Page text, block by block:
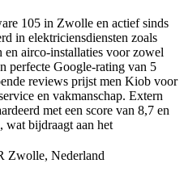
105 in Zwolle en actief sinds
in elektriciensdiensten zoals
en airco-installaties voor zowel
perfecte Google‑rating van 5
reviews prijst men Kiob voor
en vakmanschap. Extern
met een score van 8,7 en
wat bijdraagt aan het
Zwolle, Nederland